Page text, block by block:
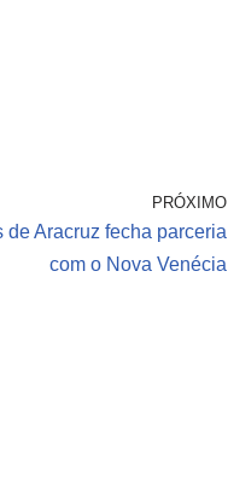
PRÓXIMO
Aracruz fecha parceria
com o Nova Venécia